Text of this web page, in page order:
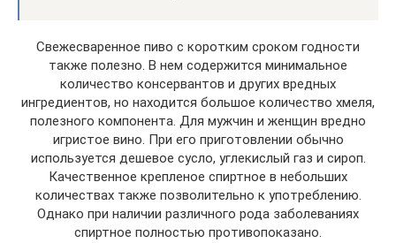
Свежесваренное пиво с коротким сроком годности
также полезно. В нем содержится минимальное
количество консервантов и других вредных
ингредиентов, но находится большое количество хмеля,
полезного компонента. Для мужчин и женщин вредно
игристое вино. При его приготовлении обычно
используется дешевое сусло, углекислый газ и сироп.
Качественное крепленое спиртное в небольших
количествах также позволительно к употреблению.
Однако при наличии различного рода заболеваниях
спиртное полностью противопоказано.